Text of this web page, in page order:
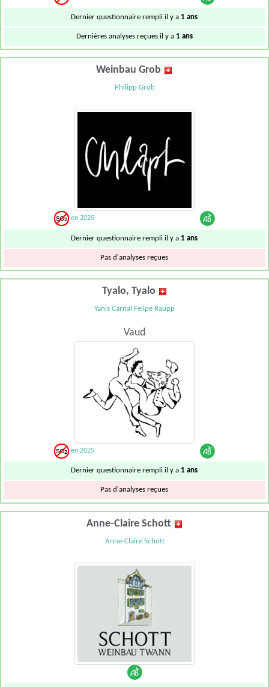
Dernier questionnaire rempli il y a 1 ans
Dernières analyses reçues il y a 1 ans
Weinbau Grob
Philipp Grob
en 2025
Dernier questionnaire rempli il y a 1 ans
Pas d'analyses reçues
Tyalo, Tyalo
Yanis Carnal Felipe Raupp
Vaud
en 2025
Dernier questionnaire rempli il y a 1 ans
Pas d'analyses reçues
Anne-Claire Schott
Anne-Claire Schott